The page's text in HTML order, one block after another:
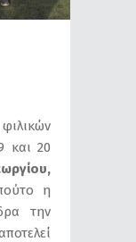
και 20
η
την